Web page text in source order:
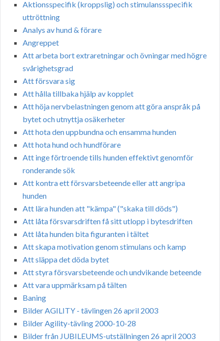
Aktionsspecifik (kroppslig) och stimulanssspecifik
uttröttning
Analys av hund & förare
Angreppet
Att arbeta bort extraretningar och övningar med högre
svårighetsgrad
Att försvara sig
Att hålla tillbaka hjälp av kopplet
Att höja nervbelastningen genom att göra anspråk på
bytet och utnyttja osäkerheter
Att hota den uppbundna och ensamma hunden
Att hota hund och hundförare
Att inge förtroende tills hunden effektivt genomför
ronderande sök
Att kontra ett försvarsbeteende eller att angripa
hunden
Att lära hunden att "kämpa" ("skaka till döds")
Att låta försvarsdriften få sitt utlopp i bytesdriften
Att låta hunden bita figuranten i tältet
Att skapa motivation genom stimulans och kamp
Att släppa det döda bytet
Att styra försvarsbeteende och undvikande beteende
Att vara uppmärksam på tälten
Baning
Bilder AGILITY - tävlingen 26 april 2003
Bilder Agility-tävling 2000-10-28
Bilder från JUBILEUMS-utställningen 26 april 2003